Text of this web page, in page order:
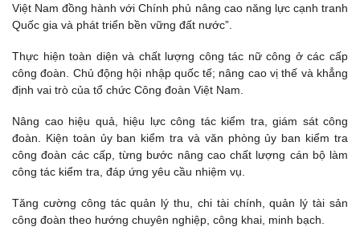
Việt Nam đồng hành với Chính phủ nâng cao năng lực cạnh tranh
Quốc gia và phát triển bền vững đất nước”.
Thực hiện toàn diện và chất lượng công tác nữ công ở các cấp
công đoàn. Chủ động hội nhập quốc tế; nâng cao vị thế và khẳng
định vai trò của tổ chức Công đoàn Việt Nam.
Nâng cao hiệu quả, hiệu lực công tác kiểm tra, giám sát công
đoàn. Kiện toàn ủy ban kiểm tra và văn phòng ủy ban kiểm tra
công đoàn các cấp, từng bước nâng cao chất lượng cán bộ làm
công tác kiểm tra, đáp ứng yêu cầu nhiệm vụ.
Tăng cường công tác quản lý thu, chi tài chính, quản lý tài sản
công đoàn theo hướng chuyên nghiệp, công khai, minh bạch.